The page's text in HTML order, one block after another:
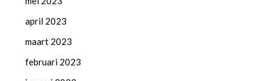
april 2023
maart 2023
februari 2023